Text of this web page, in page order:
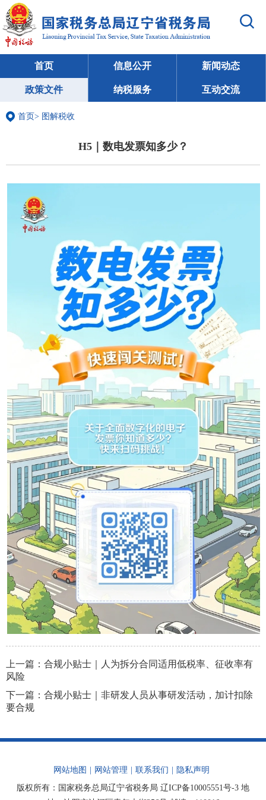
首页 信息公开 新闻动态
政策文件 纳税服务 互动交流
首页> 图解税收
H5｜数电发票知多少？
上一篇： 合规小贴士｜人为拆分合同适用低税率、征收率有
风险
下一篇： 合规小贴士｜非研发人员从事研发活动，加计扣除
要合规
网站地图 网站管理 联系我们
隐私声明
版权所有：国家税务总局辽宁省税务局 辽ICP备10005551号-3 地